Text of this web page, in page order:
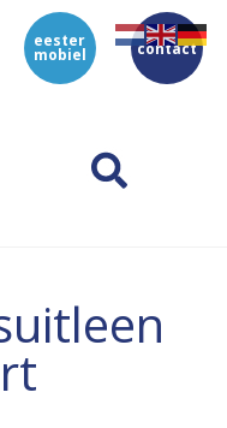
eester
mobiel contact